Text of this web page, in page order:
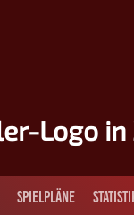
SPIELPLÄNE